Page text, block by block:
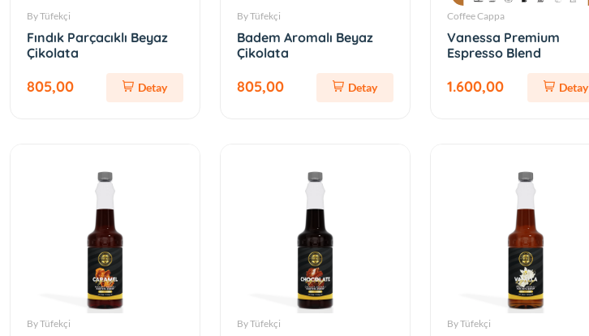
By Tüfekçi
Fındık Parçacıklı Beyaz
Çikolata
805,00 Detay
By Tüfekçi
Badem Aromalı Beyaz
Çikolata
805,00 Detay
Coffee Cappa
Vanessa Premium
Espresso Blend
1.600,00 Detay
By Tüfekçi By Tüfekçi By Tüfekçi